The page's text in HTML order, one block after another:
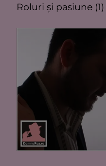
Roluri şi pasiune (1)